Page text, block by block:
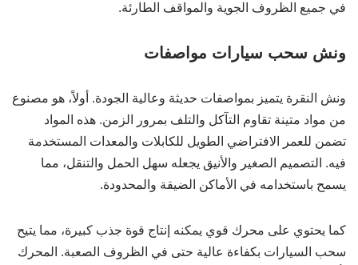
في جميع الظروف الجوية والمواقف الطارئة.
ونش سحب سيارات مواصفات
ونش النقرة يتميز بمواصفات حديثة وعالية الجودة. أولاً، هو مصنوع
من مواد متينة تقاوم التآكل والتلف بمرور الزمن. هذه المواد
تضمن للعمر الافتراضي الطويل للكابلات والمعدات المستخدمة
فيه. التصميم الصغير والأنيق يجعله سهل الحمل والتنقل، مما
يسمح باستخدامه في الأماكن الضيقة والمحدودة.
كما يحتوي على محرك قوي يمكنه إنتاج قوة جذب كبيرة، مما يتيح
سحب السيارات بكفاءة عالية حتى في الظروف الصعبة. المحرك